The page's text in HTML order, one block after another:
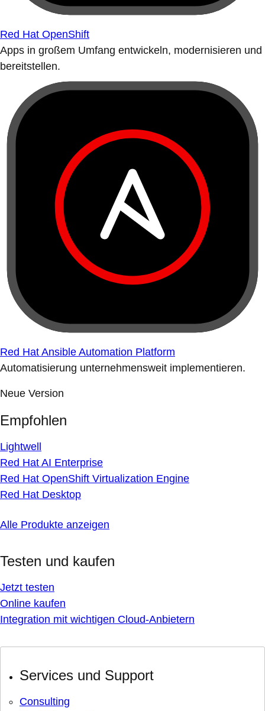
Red Hat OpenShift
Apps in großem Umfang entwickeln, modernisieren und
bereitstellen.
Red Hat Ansible Automation Platform
Automatisierung unternehmensweit implementieren.
Neue Version
Empfohlen
Lightwell
Red Hat AI Enterprise
Red Hat OpenShift Virtualization Engine
Red Hat Desktop
Alle Produkte anzeigen
Testen und kaufen
Jetzt testen
Online kaufen
Integration mit wichtigen Cloud-Anbietern
Services und Support
Consulting